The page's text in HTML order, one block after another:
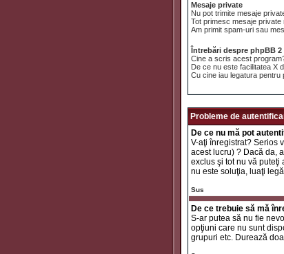
Mesaje private
Nu pot trimite mesaje
Tot primesc mesaje private
Am primit spam-uri sau
Întrebări despre phpBB 2
Cine a scris acest
De ce nu este facilitatea X
Cu cine iau legatura
Probleme de
De ce nu mă pot
V-aţi înregistrat? Serios
acest lucru) ? Dacă da,
exclus şi tot nu vă
nu este soluţia, luaţi
Sus
De ce trebuie să mă
S-ar putea să nu fie
opţiuni care nu sunt
grupuri etc. Durează